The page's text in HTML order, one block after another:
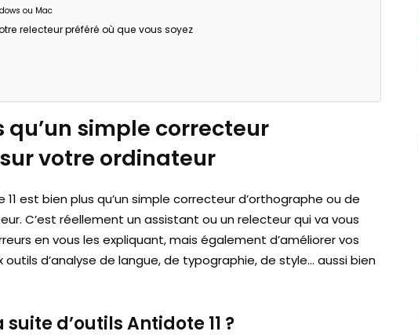
ou Mac
relecteur préféré où que vous soyez
qu’un simple correcteur
votre ordinateur
est bien plus qu’un simple correcteur d’orthographe ou de
C’est réellement un assistant ou un relecteur qui va vous
en vous les expliquant, mais également d’améliorer vos
d’analyse de langue, de typographie, de style… aussi bien
d’outils Antidote 11 ?